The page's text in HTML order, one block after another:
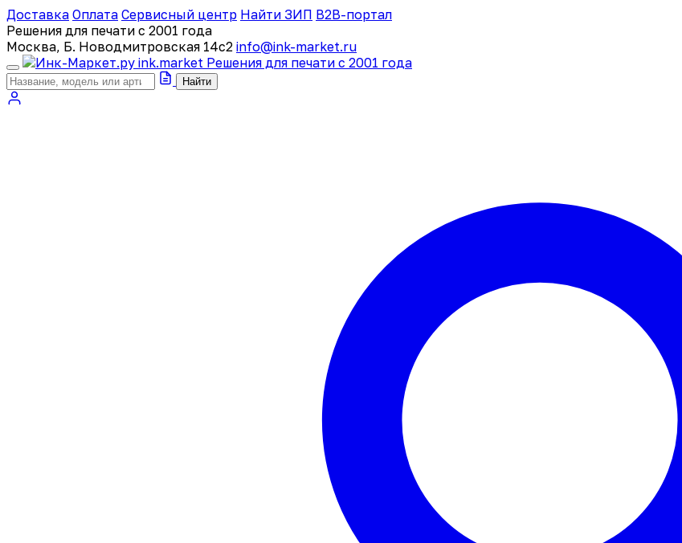
Доставка Оплата Сервисный центр Найти ЗИП B2B-портал
Решения для печати с 2001 года
Москва, Б. Новодмитровская 14с2 info@ink-market.ru
ink.market Решения для печати с 2001 года
Найти